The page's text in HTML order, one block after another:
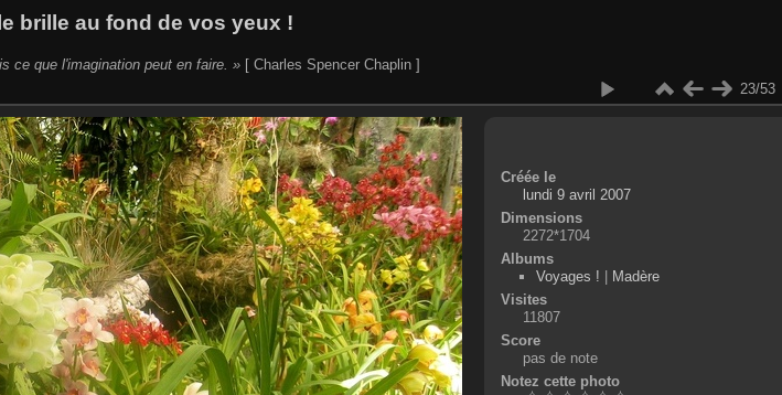
brille au fond de vos yeux !
ce que l'imagination peut en faire. »[ Charles Spencer Chaplin ]
23/53
Créée le
lundi 9 avril 2007
Dimensions
2272*1704
Albums
Voyages !
Madère
Visites
11807
Score
pas de note
Notez cette photo